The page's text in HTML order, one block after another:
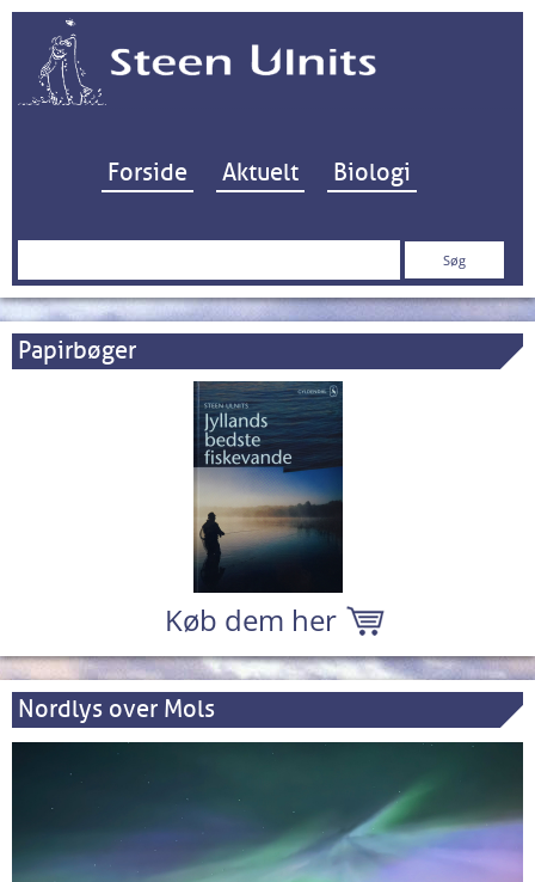
Hop til indhold
Forside Aktuelt Biologi
Søg
Papirbøger
Køb dem her
Nordlys over Mols